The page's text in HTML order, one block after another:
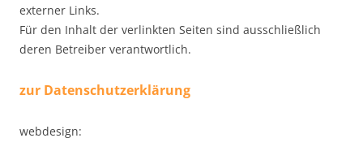
externer Links.
Für den Inhalt der verlinkten Seiten sind ausschließlich
deren Betreiber verantwortlich.
zur Datenschutzerklärung
webdesign: